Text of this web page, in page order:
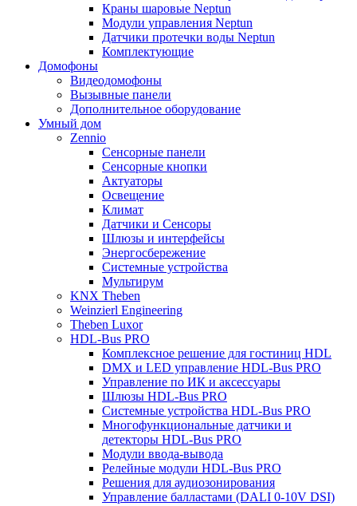
Краны шаровые Neptun
Модули управления Neptun
Датчики протечки воды Neptun
Комплектующие
Домофоны
Видеодомофоны
Вызывные панели
Дополнительное оборудование
Умный дом
Zennio
Сенсорные панели
Сенсорные кнопки
Актуаторы
Освещение
Климат
Датчики и Сенсоры
Шлюзы и интерфейсы
Энергосбережение
Системные устройства
Мультирум
KNX Theben
Weinzierl Engineering
Theben Luxor
HDL-Bus PRO
Комплексное решение для гостиниц HDL
DMX и LED управление HDL-Bus PRO
Управление по ИК и аксессуары
Шлюзы HDL-Bus PRO
Системные устройства HDL-Bus PRO
Многофункциональные датчики и
детекторы HDL-Bus PRO
Модули ввода-вывода
Релейные модули HDL-Bus PRO
Решения для аудиозонирования
Управление балластами (DALI 0-10V DSI)